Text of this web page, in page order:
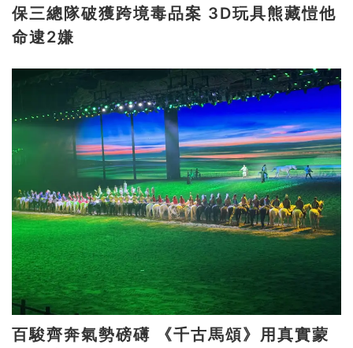
保三總隊破獲跨境毒品案 3D玩具熊藏愷他
命逮2嫌
百駿齊奔氣勢磅礡 《千古馬頌》用真實蒙